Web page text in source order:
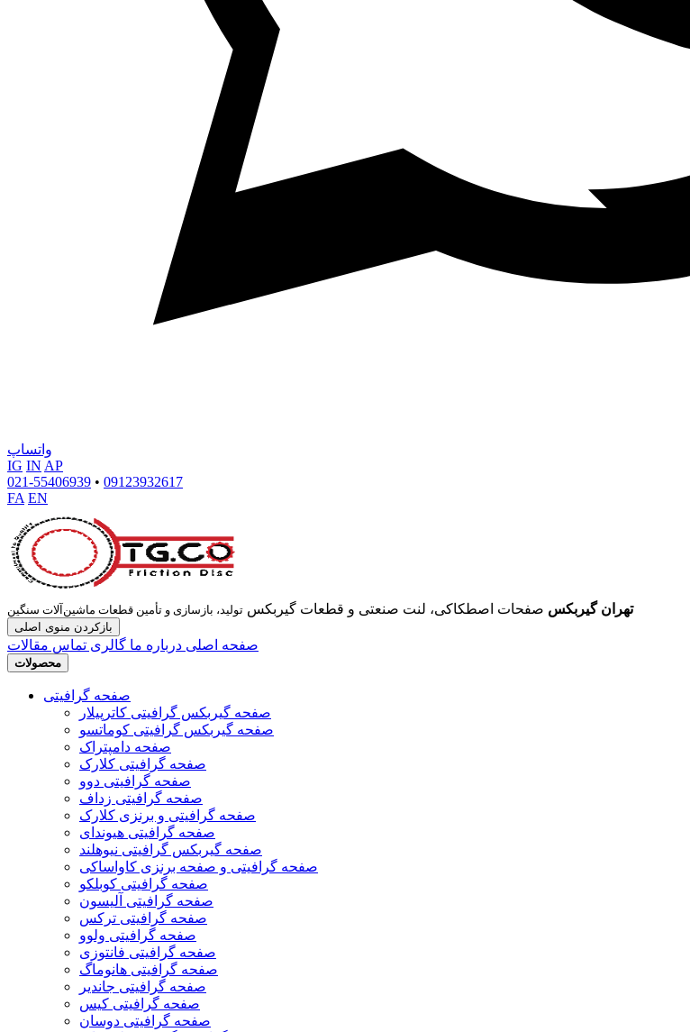
واتساپ
IG IN AP
021-55406939 • 09123932617
FA EN
تهران گیربکس صفحات اصطکاکی، لنت صنعتی و قطعات گیربکس تولید، بازسازی و تأمین قطعات ماشین‌آلات سنگین
بازکردن منوی اصلی
صفحه اصلی درباره ما گالری تماس مقالات
محصولات
صفحه گرافیتی
صفحه گیربکس گرافیتی کاترپیلار
صفحه گیربکس گرافیتی کوماتسو
صفحه دامپتراک
صفحه گرافیتی کلارک
صفحه گرافیتی دوو
صفحه گرافیتی زداف
صفحه گرافیتی و برنزی کلارک
صفحه گرافیتی هیوندای
صفحه گیربکس گرافیتی نیوهلند
صفحه گرافیتی و صفحه برنزی کاواساکی
صفحه گرافیتی کوبلکو
صفحه گرافیتی آلیسون
صفحه گرافیتی ترکس
صفحه گرافیتی ولوو
صفحه گرافیتی فانتوزی
صفحه گرافیتی هانوماگ
صفحه گرافیتی جاندیر
صفحه گرافیتی کیس
صفحه گرافیتی دوسان